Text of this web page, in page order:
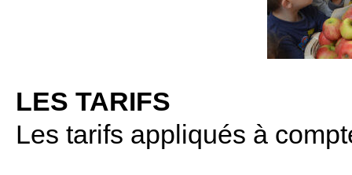
LES TARIFS
Les tarifs appliqués à